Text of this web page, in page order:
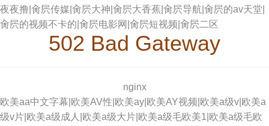
夜夜撸|肏屄传媒|肏屄大神|肏屄大香蕉|肏屄导航|肏屄的av天堂|
肏屄的视频不卡的|肏屄电影网|肏屄短视频|肏屄二区
502 Bad Gateway
nginx
欧美aa中文字幕|欧美AV性|欧美ay|欧美AY视频|欧美a级v|欧美a
级v片|欧美a级成人|欧美a级大片|欧美a级毛欧美1|欧美a级毛欧